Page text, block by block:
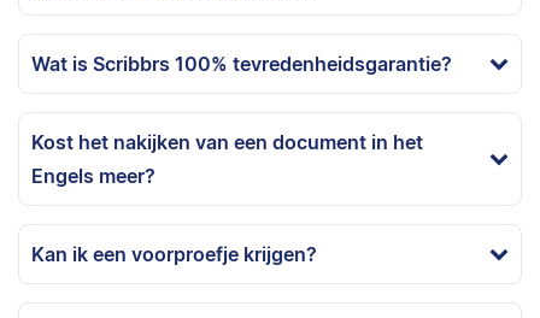
Wat is Scribbrs 100% tevredenheidsgarantie?
Kost het nakijken van een document in het
Engels meer?
Kan ik een voorproefje krijgen?